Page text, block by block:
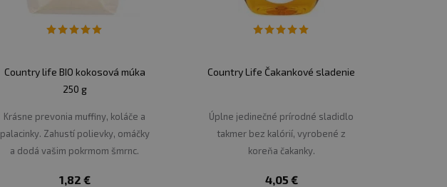
Country life BIO kokosová múka
250 g
Krásne prevonia muffiny, koláče a
palacinky. Zahustí polievky, omáčky
a dodá vašim pokrmom šmrnc.
1,82 €
Country Life Čakankové sladenie
Úplne jedinečné prírodné sladidlo
takmer bez kalórií, vyrobené z
koreňa čakanky.
4,05 €